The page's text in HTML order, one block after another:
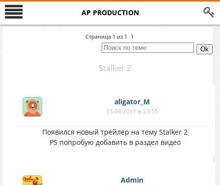
AP PRODUCTION
Страница 1 из 1 1
Stalker 2
aligator_M
15.04.2011 в 23:55
Появился новый трейлер на тему Stalker 2
PS попробую добавить в раздел видео
Аdmin